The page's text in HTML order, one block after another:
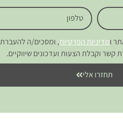
ומדיניות הפרטיות, ומסכים/ה להעברת
קשר וקבלת הצעות ועדכונים שיווקיים.
תחזרו אלי